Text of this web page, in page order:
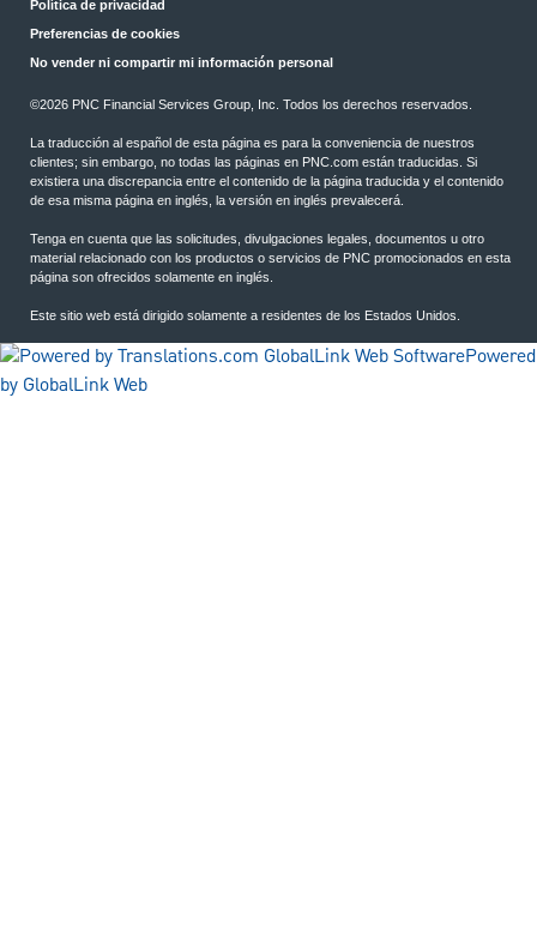
Política de privacidad
Preferencias de cookies
No vender ni compartir mi información personal
©2026 PNC Financial Services Group, Inc. Todos los derechos reservados.
La traducción al español de esta página es para la conveniencia de nuestros
clientes; sin embargo, no todas las páginas en PNC.com están traducidas. Si
existiera una discrepancia entre el contenido de la página traducida y el contenido
de esa misma página en inglés, la versión en inglés prevalecerá.
Tenga en cuenta que las solicitudes, divulgaciones legales, documentos u otro
material relacionado con los productos o servicios de PNC promocionados en esta
página son ofrecidos solamente en inglés.
Este sitio web está dirigido solamente a residentes de los Estados Unidos.
Powered
by GlobalLink Web